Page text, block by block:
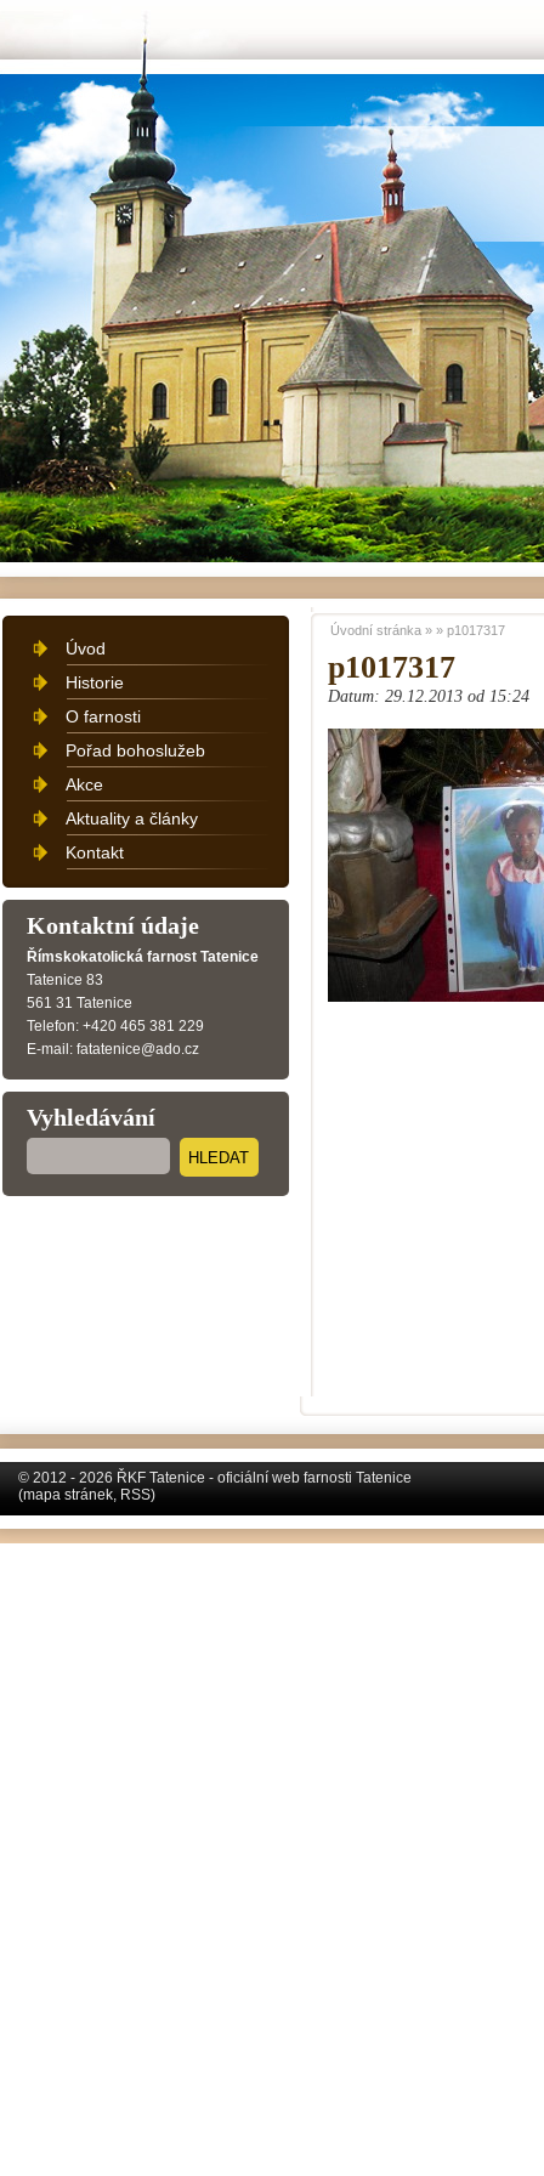
p1017317
Datum: 29.12.2013 od 15:24
Úvodní stránka » » p1017317
Úvod
Historie
O farnosti
Pořad bohoslužeb
Akce
Aktuality a články
Kontakt
Kontaktní údaje
Římskokatolická farnost Tatenice
Tatenice 83
561 31 Tatenice
Telefon: +420 465 381 229
E-mail: fatatenice@ado.cz
Vyhledávání
HLEDAT
© 2012 - 2026 ŘKF Tatenice - oficiální web farnosti Tatenice
(mapa stránek, RSS)